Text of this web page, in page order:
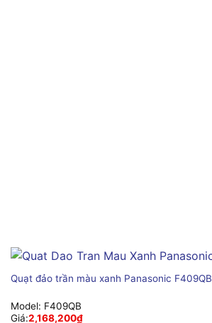
Quạt đảo trần màu xanh Panasonic F409QB
Model: F409QB
Giá:2,168,200₫